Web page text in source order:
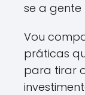
se a
Vou
práticas
para tirar